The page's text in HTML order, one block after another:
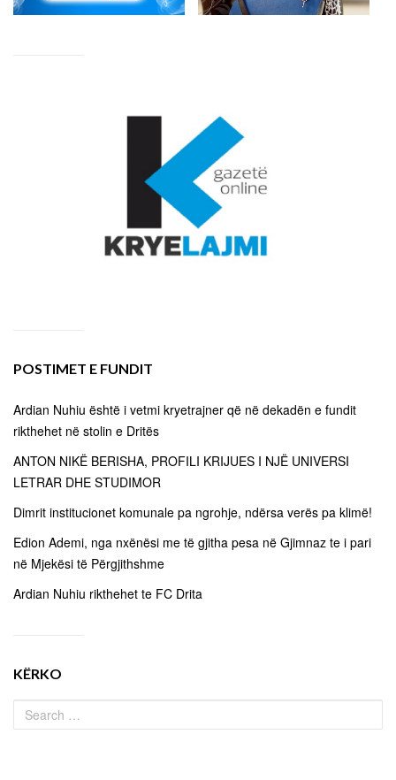
POSTIMET E FUNDIT
Ardian Nuhiu është i vetmi kryetrajner që në dekadën e fundit
rikthehet në stolin e Dritës
ANTON NIKË BERISHA, PROFILI KRIJUES I NJË UNIVERSI
LETRAR DHE STUDIMOR
Dimrit institucionet komunale pa ngrohje, ndërsa verës pa klimë!
Edion Ademi, nga nxënësi me të gjitha pesa në Gjimnaz te i pari
në Mjekësi të Përgjithshme
Ardian Nuhiu rikthehet te FC Drita
KËRKO